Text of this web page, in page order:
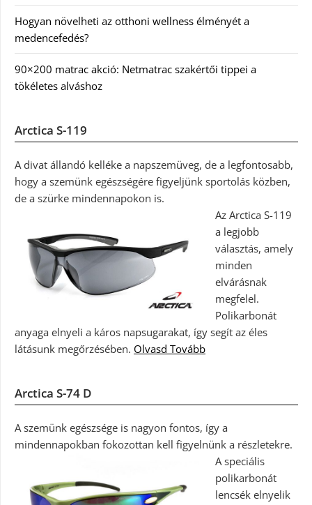
Hogyan növelheti az otthoni wellness élményét a
medencefedés?
90×200 matrac akció: Netmatrac szakértői tippei a
tökéletes alváshoz
Arctica S-119
A divat állandó kelléke a napszemüveg, de a legfontosabb,
hogy a szemünk egészségére figyeljünk sportolás közben,
de a szürke mindennapokon is.
Az Arctica S-119
a legjobb
választás, amely
minden
elvárásnak
megfelel.
Polikarbonát
anyaga elnyeli a káros napsugarakat, így segít az éles
látásunk megőrzésében. Olvasd Tovább
Arctica S-74 D
A szemünk egészsége is nagyon fontos, így a
mindennapokban fokozottan kell figyelnünk a részletekre.
A speciális
polikarbonát
lencsék elnyelik